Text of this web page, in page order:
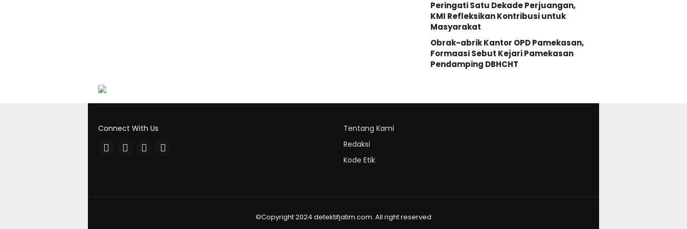
Peringati Satu Dekade Perjuangan,
KMI Refleksikan Kontribusi untuk
Masyarakat
Obrak-abrik Kantor OPD Pamekasan,
Formaasi Sebut Kejari Pamekasan
Pendamping DBHCHT
Tentang Kami
Redaksi
Kode Etik
Connect With Us
©Copyright 2024 detektifjatim.com. All right reserved